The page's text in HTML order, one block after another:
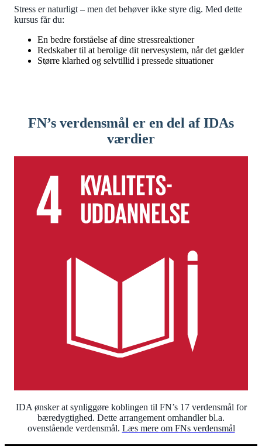
Stress er naturligt – men det behøver ikke styre dig. Med dette
kursus får du:
En bedre forståelse af dine stressreaktioner
Redskaber til at berolige dit nervesystem, når det gælder
Større klarhed og selvtillid i pressede situationer
FN’s verdensmål er en del af IDAs
værdier
IDA ønsker at synliggøre koblingen til FN’s 17 verdensmål for
bæredygtighed. Dette arrangement omhandler bl.a.
ovenstående verdensmål. Læs mere om FNs verdensmål